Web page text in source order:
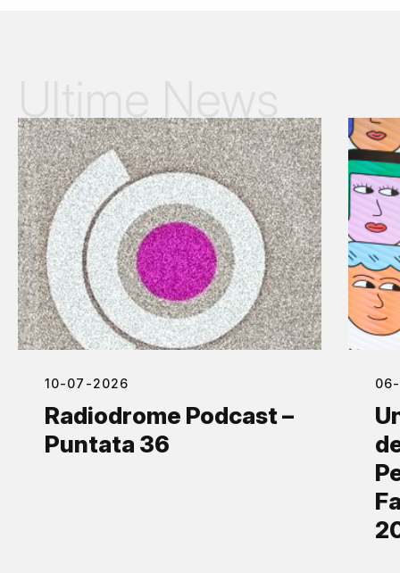
10-07-2026
Radiodrome Podcast –
Puntata 36